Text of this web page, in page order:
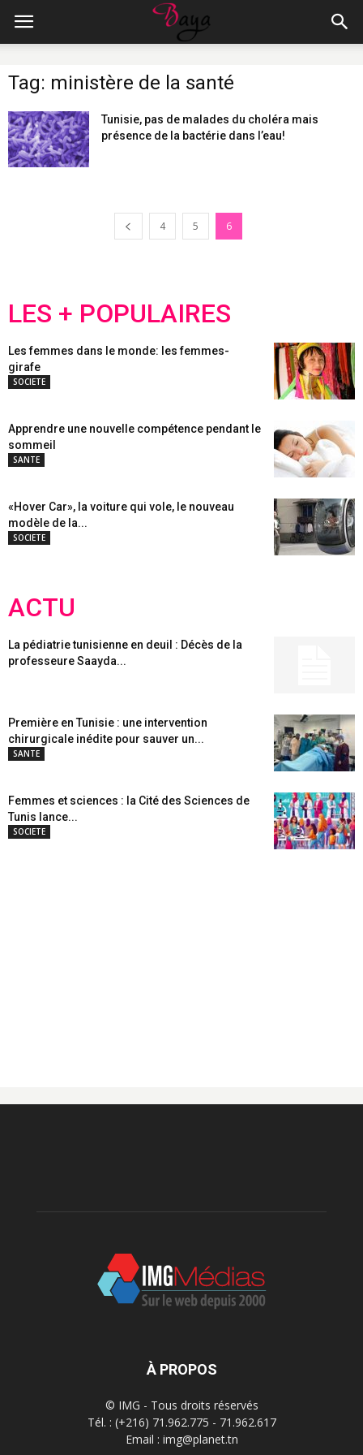
Tag: ministère de la santé
Tunisie, pas de malades du choléra mais
présence de la bactérie dans l’eau!
4 5 6
LES + POPULAIRES
Les femmes dans le monde: les femmes-
girafe
SOCIETE
Apprendre une nouvelle compétence pendant le
sommeil
SANTE
«Hover Car», la voiture qui vole, le nouveau
modèle de la...
SOCIETE
ACTU
La pédiatrie tunisienne en deuil : Décès de la
professeure Saayda...
Première en Tunisie : une intervention
chirurgicale inédite pour sauver un...
SANTE
Femmes et sciences : la Cité des Sciences de
Tunis lance...
SOCIETE
À PROPOS
© IMG - Tous droits réservés
Tél. : (+216) 71.962.775 - 71.962.617
Email : img@planet.tn